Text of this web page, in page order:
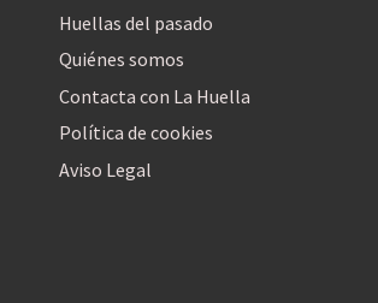
Huellas del pasado
Quiénes somos
Contacta con La Huella
Política de cookies
Aviso Legal